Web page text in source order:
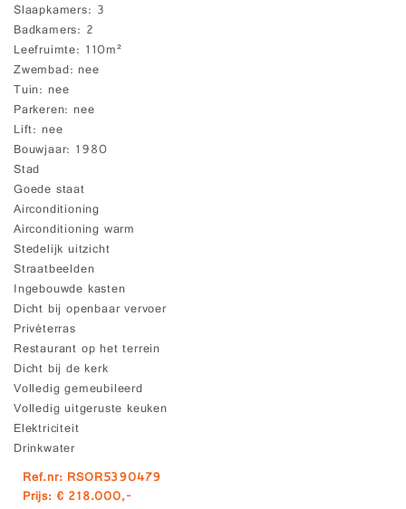
Slaapkamers 3
Badkamers 2
Leefruimte 110m²
Zwembad nee
Tuin nee
Parkeren nee
Lift nee
Bouwjaar 1980
Stad
Goede staat
Airconditioning
Airconditioning warm
Stedelijk uitzicht
Straatbeelden
Ingebouwde kasten
Dicht bij openbaar vervoer
Privéterras
Restaurant op het terrein
Dicht bij de kerk
Volledig gemeubileerd
Volledig uitgeruste keuken
Elektriciteit
Drinkwater
Ref.nr: RSOR5390479
Prijs: € 218.000,-